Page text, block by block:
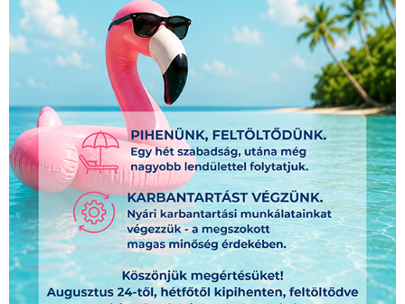
FSC® tanúsítvány – Tudatos
választás, ami értéket teremt
FSC® tanúsítvánnyal rendelkező nyomdaként (FSC-
C162127) garantáljuk, hogy az általunk felhasznált
papír ellenőrzött, felelős forrásból származik. Ez
nemcsak a környezet védelmét szolgálja, hanem